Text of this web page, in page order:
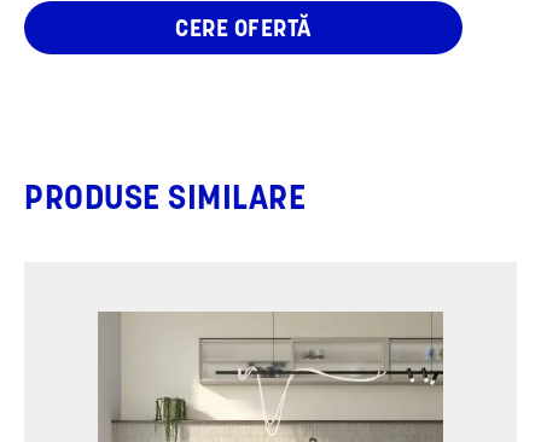
CERE OFERTĂ
PRODUSE SIMILARE